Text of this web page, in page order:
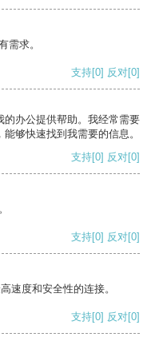
需求。
支持[0] 反对[0]
的办公提供帮助。我经常需要
够快速找到我需要的信息。
支持[0] 反对[0]
支持[0] 反对[0]
速度和安全性的连接。
支持[0] 反对[0]